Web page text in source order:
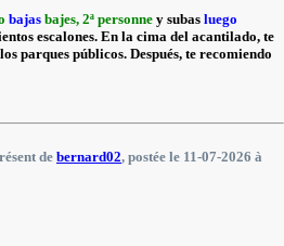
bajas bajes, 2ª personne y subas luego
escalones. En la cima del acantilado, te
parques públicos. Después, te recomiendo
de bernard02, postée le 11-07-2026 à